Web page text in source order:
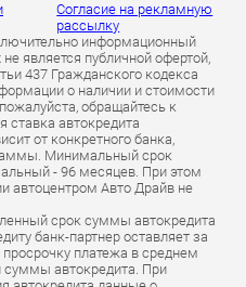
Согласие на рекламную
рассылку
информационный
является публичной офертой,
437 Гражданского кодекса
о наличии и стоимости
обращайтесь к
ставка автокредита
от конкретного банка,
Минимальный срок
- 96 месяцев. При этом
автоцентром Авто Драйв не
срок суммы автокредита
банк-партнер оставляет за
платежа в среднем
суммы автокредита. При